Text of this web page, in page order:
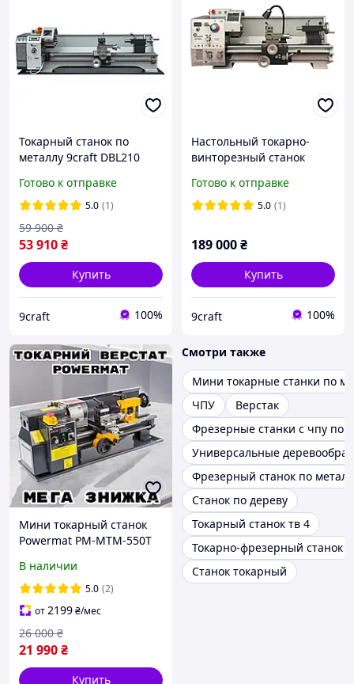
Токарный станок по
металлу 9craft DBL210
беcщеточный
Готово к отправке
5.0 (1)
53 910₴
59 900 ₴
Купить
9craft 100%
Настольный токарно-
винторезный станок
1500W 220в
Готово к отправке
5.0 (1)
189 000₴
Купить
9craft 100%
Мини токарный станок
Powermat PM-MTM-550T
станок для обработки
металла мощностью 550
Вт
В наличии
5.0 (2)
от2199₴/мес
21 990₴
26 000 ₴
Купить
Смотри также
Мини токарные станки по
ЧПУ
Верстак
Фрезерные станки с чпу по
Универсальные
Фрезерный станок по
Станок по дереву
Токарный станок тв 4
Токарно-фрезерный станок
Станок токарный